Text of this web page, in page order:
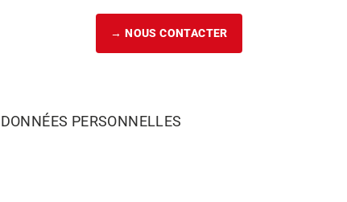
→ NOUS CONTACTER
DONNÉES PERSONNELLES